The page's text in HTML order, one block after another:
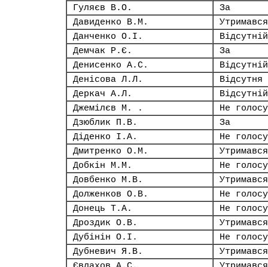
Гуляєв В.О.
За
Давиденко В.М.
Утримався
Данченко О.І.
Відсутній
Демчак Р.Є.
За
Денисенко А.С.
Відсутній
Денісова Л.Л.
Відсутня
Деркач А.Л.
Відсутній
Джемілєв М. .
Не
Дзюблик П.В.
За
Діденко І.А.
Не
Дмитренко О.М.
Утримався
Добкін М.М.
Не
Довбенко М.В.
Утримався
Долженков О.В.
Не
Донець Т.А.
Не
Дроздик О.В.
Утримався
Дубінін О.І.
Не
Дубневич Я.В.
Утримався